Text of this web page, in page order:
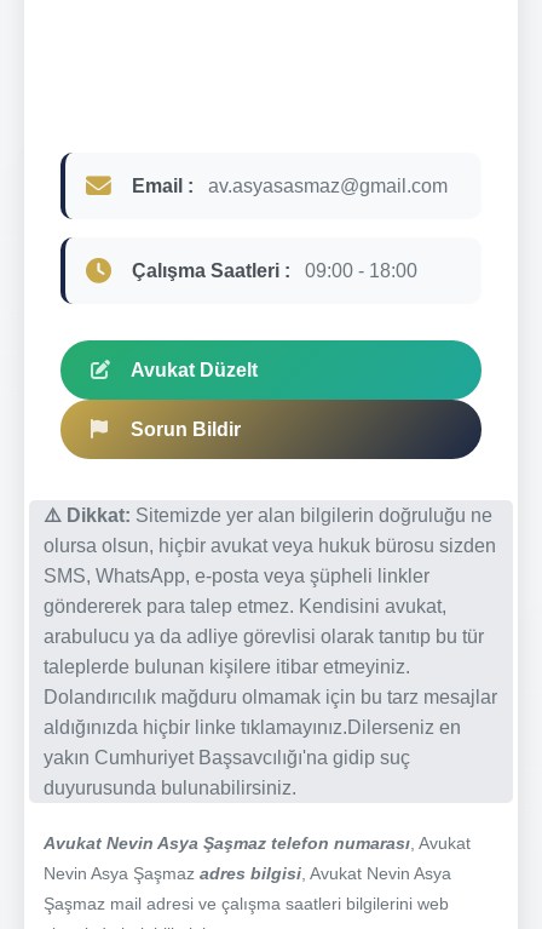
Email : av.asyasasmaz@gmail.com
Çalışma Saatleri : 09:00 - 18:00
Avukat Düzelt
Sorun Bildir
⚠️ Dikkat: Sitemizde yer alan bilgilerin doğruluğu ne
olursa olsun, hiçbir avukat veya hukuk bürosu sizden
SMS, WhatsApp, e-posta veya şüpheli linkler
göndererek para talep etmez. Kendisini avukat,
arabulucu ya da adliye görevlisi olarak tanıtıp bu tür
taleplerde bulunan kişilere itibar etmeyiniz.
Dolandırıcılık mağduru olmamak için bu tarz mesajlar
aldığınızda hiçbir linke tıklamayınız.Dilerseniz en
yakın Cumhuriyet Başsavcılığı'na gidip suç
duyurusunda bulunabilirsiniz.
Avukat Nevin Asya Şaşmaz telefon numarası , Avukat
Nevin Asya Şaşmaz adres bilgisi , Avukat Nevin Asya
Şaşmaz mail adresi ve çalışma saatleri bilgilerini web